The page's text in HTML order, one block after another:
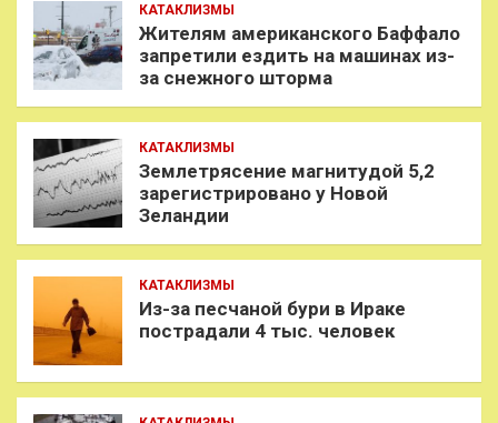
КАТАКЛИЗМЫ
Жителям американского Баффало
запретили ездить на машинах из-
за снежного шторма
КАТАКЛИЗМЫ
Землетрясение магнитудой 5,2
зарегистрировано у Новой
Зеландии
КАТАКЛИЗМЫ
Из-за песчаной бури в Ираке
пострадали 4 тыс. человек